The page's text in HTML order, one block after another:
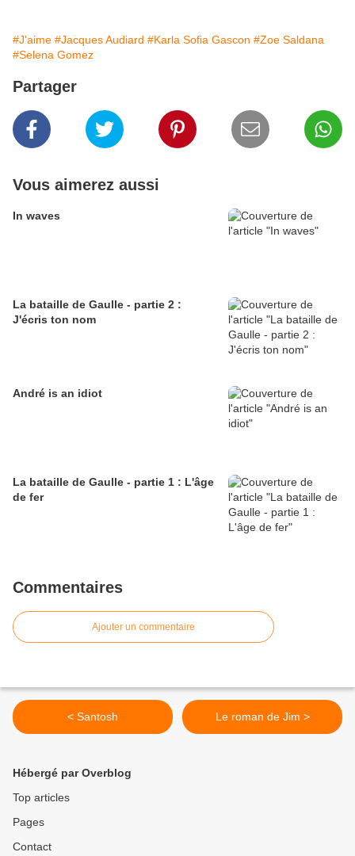
#J'aime #Jacques Audiard #Karla Sofia Gascon #Zoe Saldana
#Selena Gomez
Partager
Vous aimerez aussi
In waves
La bataille de Gaulle - partie 2 :
J'écris ton nom
André is an idiot
La bataille de Gaulle - partie 1 : L'âge
de fer
Commentaires
Ajouter un commentaire
< Santosh Le roman de Jim >
Hébergé par Overblog
Top articles
Pages
Contact